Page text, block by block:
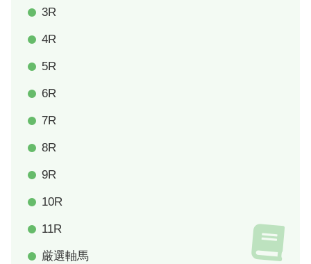
3R
4R
5R
6R
7R
8R
9R
10R
11R
厳選軸馬